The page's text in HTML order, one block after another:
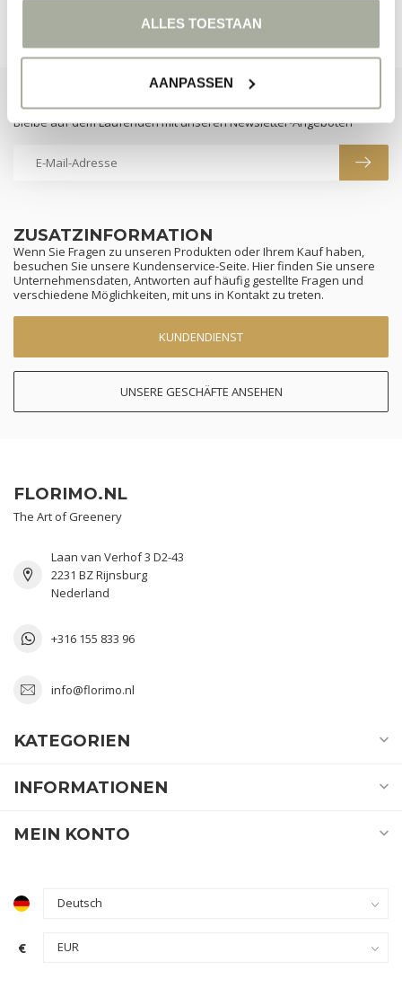
ALLES TOESTAAN
AANPASSEN
ZUSATZINFORMATION
Wenn Sie Fragen zu unseren Produkten oder Ihrem Kauf haben,
besuchen Sie unsere Kundenservice-Seite. Hier finden Sie unsere
Unternehmensdaten, Antworten auf häufig gestellte Fragen und
verschiedene Möglichkeiten, mit uns in Kontakt zu treten.
KUNDENDIENST
UNSERE GESCHÄFTE ANSEHEN
ABONNIEREN SIE UNSEREN NEWSLETTER
Bleibe auf dem Laufenden mit unseren Newsletter-Angeboten
FLORIMO.NL
The Art of Greenery
Laan van Verhof 3 D2-43
2231 BZ Rijnsburg
Nederland
+316 155 833 96
info@florimo.nl
KATEGORIEN
INFORMATIONEN
MEIN KONTO
€